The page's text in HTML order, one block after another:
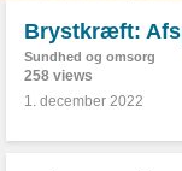
Brystkræft:
Sundhed og omsorg
258 views
1. december 2022